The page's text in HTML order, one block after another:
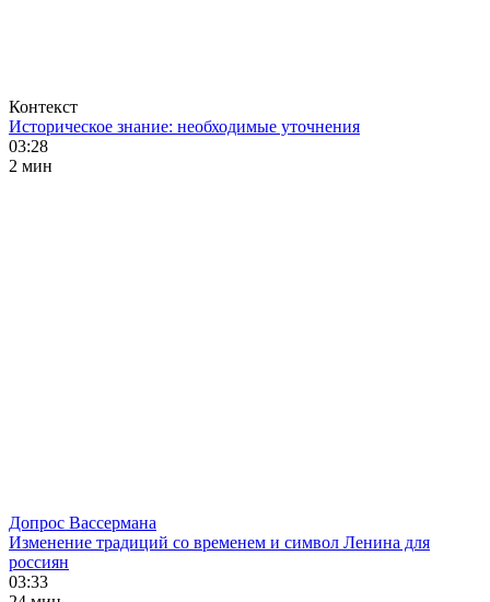
Контекст
Историческое знание: необходимые уточнения
03:28
2 мин
Допрос Вассермана
Изменение традиций со временем и символ Ленина для
россиян
03:33